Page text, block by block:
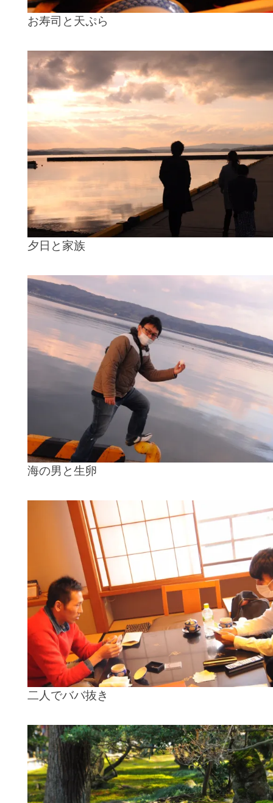
お寿司と天ぷら
夕日と家族
海の男と生卵
二人でババ抜き